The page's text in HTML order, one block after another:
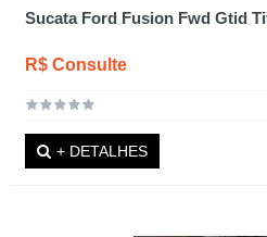
Sucata Ford Fusion Fwd Gtid
R$ Consulte
+ DETALHES